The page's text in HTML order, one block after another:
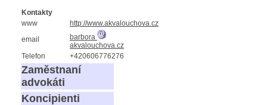
Kontakty
www
http://www.akvalouchova.cz
email
barbora
akvalouchova.cz
Telefon
+420606776276
Zaměstnaní
advokáti
Koncipienti